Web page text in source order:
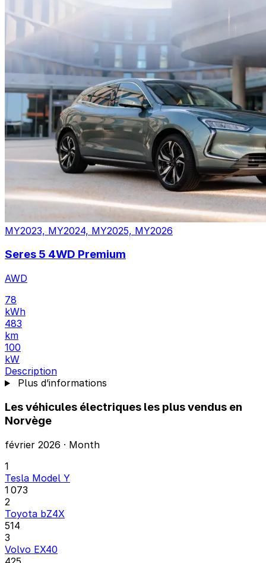
MY2023, MY2024, MY2025, MY2026
Seres 5 4WD Premium
AWD
78
kWh
483
km
100
kW
Description
Plus d’informations
Les véhicules électriques les plus vendus en
Norvège
février 2026 · Month
1
Tesla Model Y
1 073
2
Toyota bZ4X
514
3
Volvo EX40